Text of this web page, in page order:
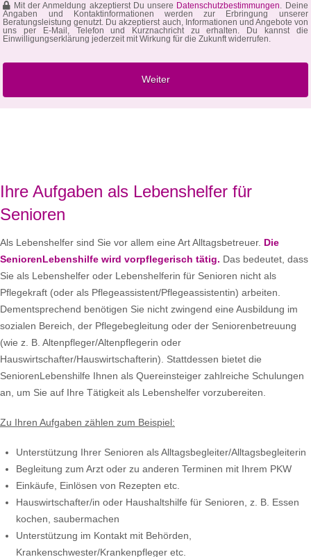
Mit der Anmeldung akzeptierst Du unsere Datenschutzbestimmungen. Deine
Angaben und Kontaktinformationen werden zur Erbringung unserer
Beratungsleistung genutzt. Du akzeptierst auch, Informationen und Angebote von
uns per E-Mail, Telefon und Kurznachricht zu erhalten. Du kannst die
Einwilligungserklärung jederzeit mit Wirkung für die Zukunft widerrufen.
Ihre Aufgaben als Lebenshelfer für
Senioren
Als Lebenshelfer sind Sie vor allem eine Art Alltagsbetreuer. Die
SeniorenLebenshilfe wird vorpflegerisch tätig. Das bedeutet, dass
Sie als Lebenshelfer oder Lebenshelferin für Senioren nicht als
Pflegekraft (oder als Pflegeassistent/Pflegeassistentin) arbeiten.
Dementsprechend benötigen Sie nicht zwingend eine Ausbildung im
sozialen Bereich, der Pflegebegleitung oder der Seniorenbetreuung
(wie z. B. Altenpfleger/Altenpflegerin oder
Hauswirtschafter/Hauswirtschafterin). Stattdessen bietet die
SeniorenLebenshilfe Ihnen als Quereinsteiger zahlreiche Schulungen
an, um Sie auf Ihre Tätigkeit als Lebenshelfer vorzubereiten.
Zu Ihren Aufgaben zählen zum Beispiel:
Unterstützung Ihrer Senioren als Alltagsbegleiter/Alltagsbegleiterin
Begleitung zum Arzt oder zu anderen Terminen mit Ihrem PKW
Einkäufe, Einlösen von Rezepten etc.
Hauswirtschafter/in oder Haushaltshilfe für Senioren, z. B. Essen
kochen, saubermachen
Unterstützung im Kontakt mit Behörden,
Krankenschwester/Krankenpfleger etc.